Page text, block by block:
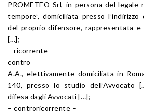
PROMETEO Srl, in persona del legale
tempore”, domiciliata presso
del proprio difensore, rappresentata e
[…];
– ricorrente –
contro
A.A., elettivamente domiciliata in
140, presso lo studio dell’Avvocato
difesa dagli Avvocati […];
– controricorrente –